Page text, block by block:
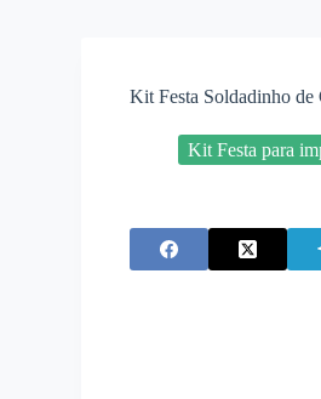
Kit Festa Soldadinho
Kit Festa para